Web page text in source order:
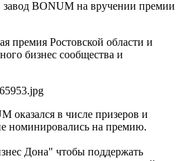
премия Ростовской области и
бизнес сообщества и
оказался в числе призеров и
номинировались на премию.
Дона" чтобы поддержать